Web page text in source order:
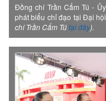
Đồng chí Trần Cẩm Tú -
phát biểu chỉ đạo tại Đại
chí Trần Cẩm Tútại đây).